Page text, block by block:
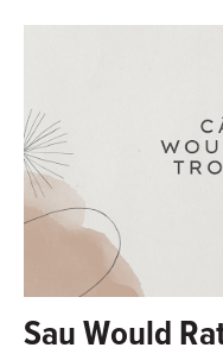
Sau Would